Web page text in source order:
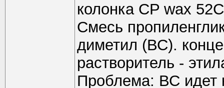
колонка СP wax
Смесь
диметил (ВС).
растворитель -
Проблема: ВС идет